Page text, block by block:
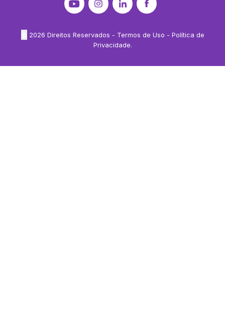
2026 Direitos Reservados - Termos de Uso - Política de
Privacidade.